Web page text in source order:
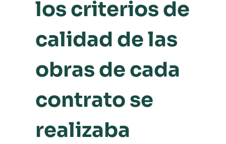
los criterios de
calidad de las
obras de cada
contrato se
realizaba